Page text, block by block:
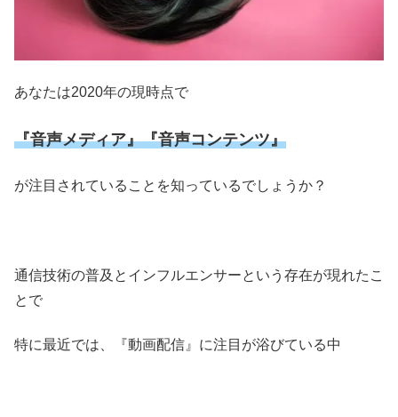
あなたは2020年の現時点で
『音声メディア』『音声コンテンツ』
が注目されていることを知っているでしょうか？
通信技術の普及とインフルエンサーという存在が現れたこ
とで
特に最近では、『動画配信』に注目が浴びている中